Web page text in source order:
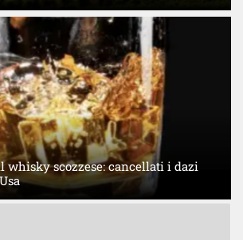
whisky scozzese: cancellati i dazi